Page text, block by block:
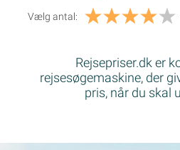
Vælg antal:
Rejsepriser.dk er
rejsesøgemaskine, der
pris, når du skal